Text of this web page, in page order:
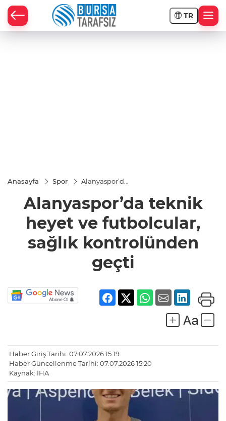
TR
Anasayfa Spor
Alanyaspor’da
ve futbolcular,
sağlık
kontrolünden
geçti
Alanyaspor’da teknik
heyet ve futbolcular,
sağlık kontrolünden
geçti
Haber Giriş Tarihi: 07.07.2026 15:19
Haber Güncellenme Tarihi: 07.07.2026 15:20
Kaynak: İHA